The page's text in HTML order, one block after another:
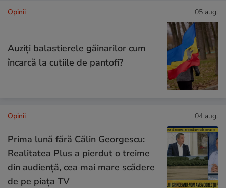
Opinii 05 aug.
Auziți balastierele găinarilor cum
încarcă la cutiile de pantofi?
Opinii 04 aug.
Prima lună fără Călin Georgescu:
Realitatea Plus a pierdut o treime
din audiență, cea mai mare scădere
de pe piața TV